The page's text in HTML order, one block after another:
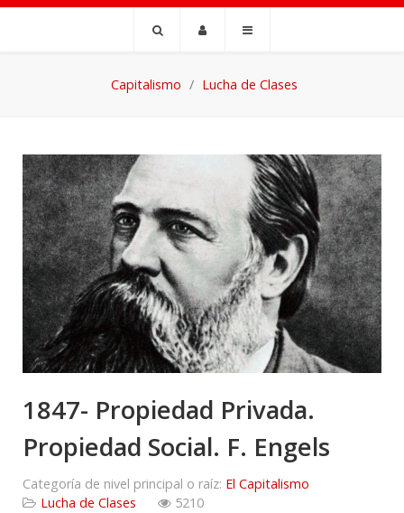
Capitalismo Lucha de Clases
1847- Propiedad Privada.
Propiedad Social. F. Engels
Categoría de nivel principal o raíz: El Capitalismo
Lucha de Clases
5210